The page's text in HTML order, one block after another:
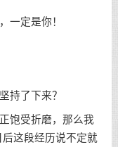
定是你！
坚持 了下来？
饱受折磨，那么我
这段经历说不定就